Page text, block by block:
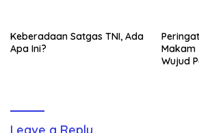
Keberadaan Satgas TNI, Ada
Apa Ini?
Makam
Wujud